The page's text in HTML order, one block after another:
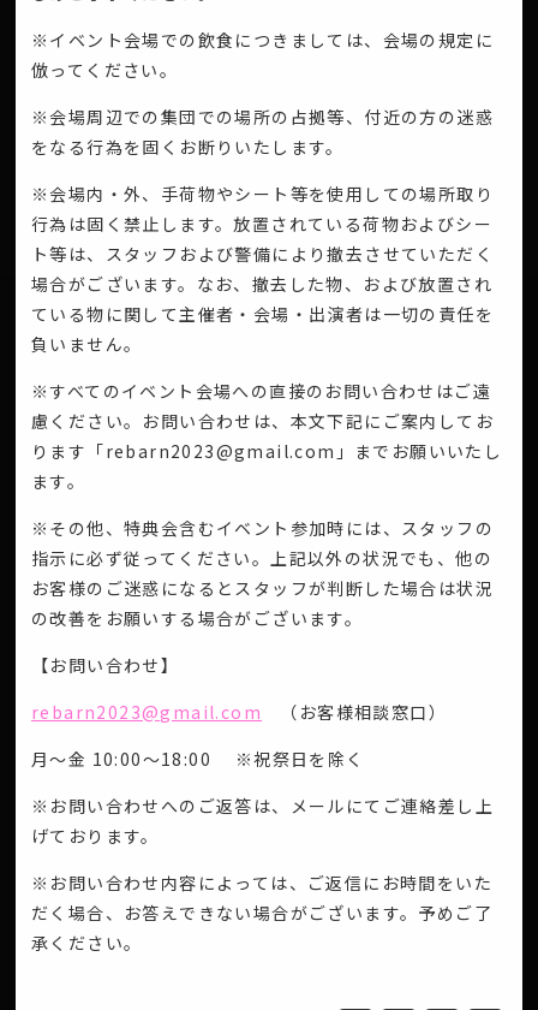
※イベント会場での飲食につきましては、会場の規定に
倣ってください。
※会場周辺での集団での場所の占拠等、付近の方の迷惑
をなる行為を固くお断りいたします。
※会場内・外、手荷物やシート等を使用しての場所取り
行為は固く禁止します。放置されている荷物およびシー
ト等は、スタッフおよび警備により撤去させていただく
場合がございます。なお、撤去した物、および放置され
ている物に関して主催者・会場・出演者は一切の責任を
負いません。
※すべてのイベント会場への直接のお問い合わせはご遠
慮ください。お問い合わせは、本文下記にご案内してお
ります「rebarn2023@gmail.com」までお願いいたし
ます。
※その他、特典会含むイベント参加時には、スタッフの
指示に必ず従ってください。上記以外の状況でも、他の
お客様のご迷惑になるとスタッフが判断した場合は状況
の改善をお願いする場合がございます。
【お問い合わせ】
rebarn2023@gmail.com
（お客様相談窓口）
月～金 10:00～18:00 ※祝祭日を除く
※お問い合わせへのご返答は、メールにてご連絡差し上
げております。
※お問い合わせ内容によっては、ご返信にお時間をいた
だく場合、お答えできない場合がございます。予めご了
承ください。